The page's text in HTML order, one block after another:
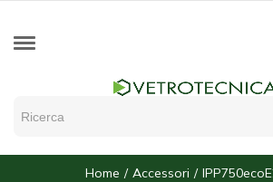
Home Accessori